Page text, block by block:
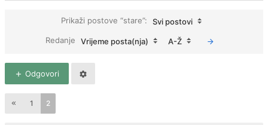
Prikaži postove “stare”:
Svi postovi
Redanje
Vrijeme posta(nja) A-Ž
Odgovori
1 2